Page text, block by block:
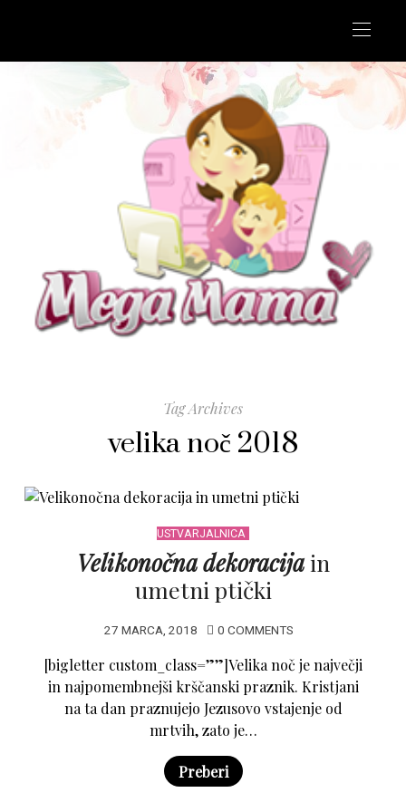
Tag Archives
velika noč 2018
USTVARJALNICA
Velikonočna dekoracijain
umetni ptički
27 MARCA, 2018 0 COMMENTS
[bigletter custom_class=””]Velika noč je največji
in najpomembnejši krščanski praznik. Kristjani
na ta dan praznujejo Jezusovo vstajenje od
mrtvih, zato je…
Preberi